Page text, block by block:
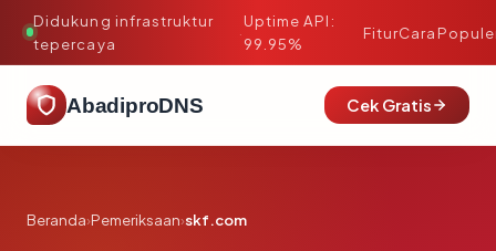
Didukung infrastruktur
tepercaya
·
Uptime API:
99.95%
FiturCara
AbadiproDNS Cek Gratis
Beranda›Pemeriksaan›skf.com